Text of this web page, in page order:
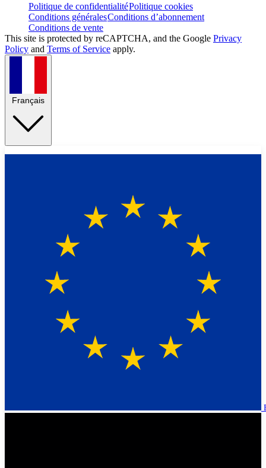
Politique de confidentialitéPolitique cookies
Conditions généralesConditions d’abonnement
Conditions de vente
This site is protected by reCAPTCHA, and the Google Privacy
Policy and Terms of Service apply.
Français